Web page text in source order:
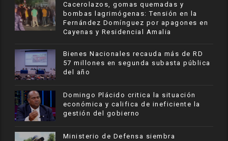
Cacerolazos, gomas quemadas y
bombas lagrimógenas: Tensión en la
Fernández Domínguez por apagones en
Cayenas y Residencial Amalia
Bienes Nacionales recauda más de RD
57 millones en segunda subasta pública
del año
​Domingo Plácido critica la situación
económica y califica de ineficiente la
gestión del gobierno
Ministerio de Defensa siembra